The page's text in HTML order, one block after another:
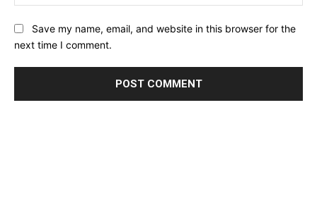
Save my name, email, and website in this browser for the
next time I comment.